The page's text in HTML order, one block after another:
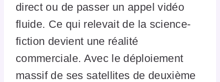
direct ou de passer un appel vidéo
fluide. Ce qui relevait de la science-
fiction devient une réalité
commerciale. Avec le déploiement
massif de ses satellites de deuxième